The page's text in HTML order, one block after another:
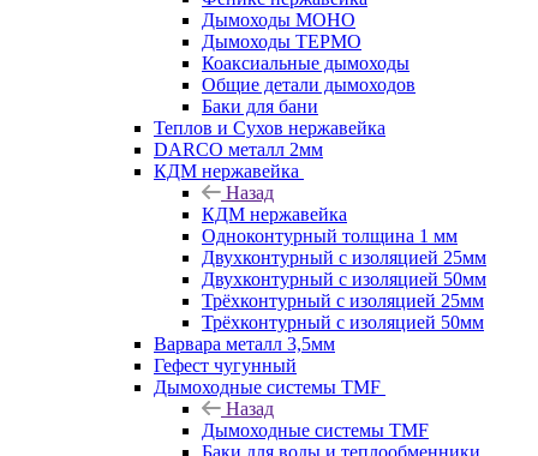
Дымоходы МОНО
Дымоходы ТЕРМО
Коаксиальные дымоходы
Общие детали дымоходов
Баки для бани
Теплов и Сухов нержавейка
DARCO металл 2мм
КДМ нержавейка
Назад
КДМ нержавейка
Одноконтурный толщина 1 мм
Двухконтурный с изоляцией 25мм
Двухконтурный с изоляцией 50мм
Трёхконтурный с изоляцией 25мм
Трёхконтурный с изоляцией 50мм
Варвара металл 3,5мм
Гефест чугунный
Дымоходные системы TMF
Назад
Дымоходные системы TMF
Баки для воды и теплообменники